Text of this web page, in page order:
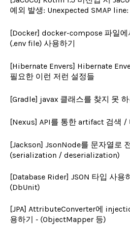
예외 발생: Unexpected SMAP
[Docker] docker-compose 파일에
(.env file) 사용하기
[Hibernate Envers] Hibernate
필요한 이런 저런 설정들
[Gradle] javax 클래스를 찾지 못 하
[Nexus] API를 통한 artifact 검색 /
[Jackson] JsonNode를 문자열로
(serialization / deserialization)
[Database Rider] JSON 타입 사용
(DbUnit)
[JPA] AttributeConverter에
용하기 - (ObjectMapper 등)